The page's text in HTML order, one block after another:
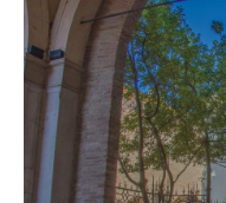
Quadrarco di
Costruito da Camillo
conserva le ossa di
neoclassico,